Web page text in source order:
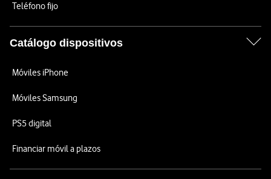
Teléfono fijo
Catálogo dispositivos
Móviles iPhone
Móviles Samsung
PS5 digital
Financiar móvil a plazos